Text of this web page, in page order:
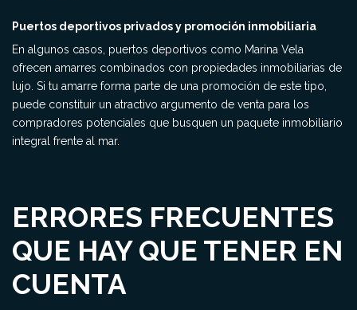
Puertos deportivos privados y promoción inmobiliaria
En algunos casos, puertos deportivos como Marina Vela
ofrecen amarres combinados con propiedades inmobiliarias de
lujo. Si tu amarre forma parte de una promoción de este tipo,
puede constituir un atractivo argumento de venta para los
compradores potenciales que busquen un paquete inmobiliario
integral frente al mar.
ERRORES FRECUENTES
QUE HAY QUE TENER EN
CUENTA